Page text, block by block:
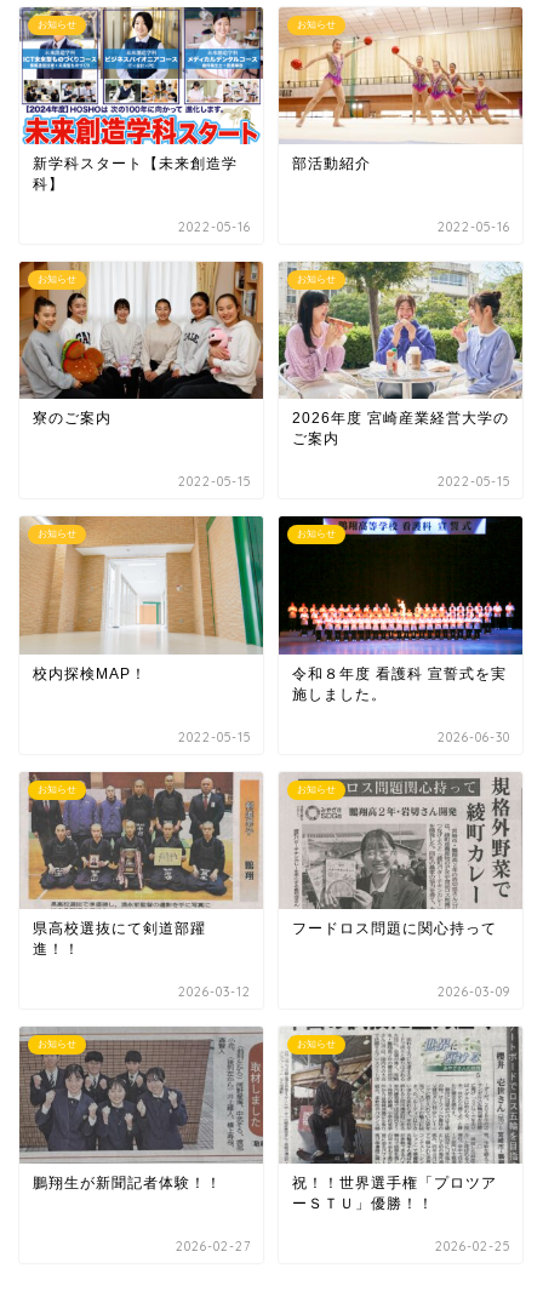
お知らせ
新学科スタート【未来創造学
科】
2022-05-16
お知らせ
部活動紹介
2022-05-16
お知らせ
寮のご案内
2022-05-15
お知らせ
2026年度 宮崎産業経営大学の
ご案内
2022-05-15
お知らせ
校内探検MAP！
2022-05-15
お知らせ
令和８年度 看護科 宣誓式を実
施しました。
2026-06-30
お知らせ
県高校選抜にて剣道部躍
進！！
2026-03-12
お知らせ
フードロス問題に関心持って
2026-03-09
お知らせ
鵬翔生が新聞記者体験！！
2026-02-27
お知らせ
祝！！世界選手権「プロツア
ーＳＴＵ」優勝！！
2026-02-25